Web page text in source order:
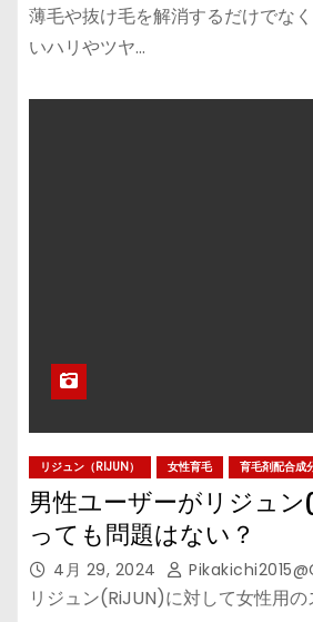
薄毛や抜け毛を解消するだけでな
いハリやツヤ…
リジュン（RIJUN） 女性育毛 育毛剤配合成
男性ユーザーがリジュ
っても問題はない？
4月 29, 2024
リジュン(RiJUN)に対して女性用